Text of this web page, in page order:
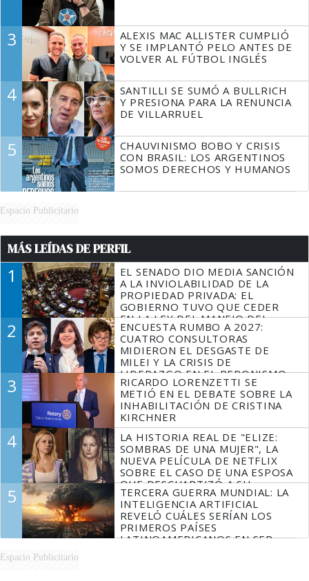
3
ALEXIS MAC ALLISTER CUMPLIÓ
Y SE IMPLANTÓ PELO ANTES DE
VOLVER AL FÚTBOL INGLÉS
4
SANTILLI SE SUMÓ A BULLRICH
Y PRESIONA PARA LA RENUNCIA
DE VILLARRUEL
5
CHAUVINISMO BOBO Y CRISIS
CON BRASIL: LOS ARGENTINOS
SOMOS DERECHOS Y HUMANOS
Espacio Publicitario
MÁS LEÍDAS DE PERFIL
1
EL SENADO DIO MEDIA SANCIÓN
A LA INVIOLABILIDAD DE LA
PROPIEDAD PRIVADA: EL
GOBIERNO TUVO QUE CEDER
EN LA LEY DEL MANEJO DEL
FUEGO
2
ENCUESTA RUMBO A 2027:
CUATRO CONSULTORAS
MIDIERON EL DESGASTE DE
MILEI Y LA CRISIS DE
LIDERAZGO EN EL PERONISMO
3
RICARDO LORENZETTI SE
METIÓ EN EL DEBATE SOBRE LA
INHABILITACIÓN DE CRISTINA
KIRCHNER
4
LA HISTORIA REAL DE "ELIZE:
SOMBRAS DE UNA MUJER", LA
NUEVA PELÍCULA DE NETFLIX
SOBRE EL CASO DE UNA ESPOSA
QUE DESCUARTIZÓ A SU
MARIDO
5
TERCERA GUERRA MUNDIAL: LA
INTELIGENCIA ARTIFICIAL
REVELÓ CUÁLES SERÍAN LOS
PRIMEROS PAÍSES
LATINOAMERICANOS EN SER
Espacio Publicitario